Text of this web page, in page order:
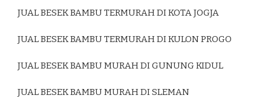
JUAL BESEK BAMBU TERMURAH DI KOTA JOGJA
JUAL BESEK BAMBU TERMURAH DI KULON PROGO
JUAL BESEK BAMBU MURAH DI GUNUNG KIDUL
JUAL BESEK BAMBU MURAH DI SLEMAN